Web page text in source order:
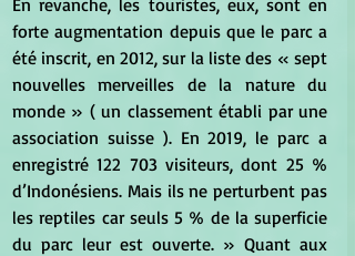
forte augmentation depuis que le parc a
été inscrit, en 2012, sur la liste des « sept
nouvelles merveilles de la nature du
monde » ( un classement établi par une
association suisse ). En 2019, le parc a
enregistré 122 703 visiteurs, dont 25 %
d’Indonésiens. Mais ils ne perturbent pas
les reptiles car seuls 5 % de la superficie
du parc leur est ouverte. » Quant aux